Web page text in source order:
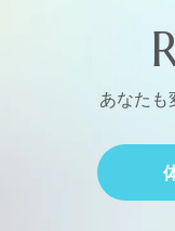
あなたも